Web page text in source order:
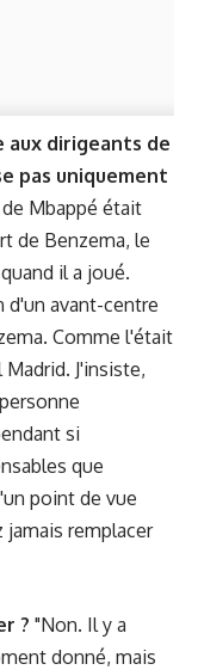
aux dirigeants de
pas uniquement
Mbappé était
de Benzema, le
il a joué.
d'un avant-centre
Comme l'était
J'insiste,
si
que
point de vue
remplacer
? "Non. Il y a
donné, mais